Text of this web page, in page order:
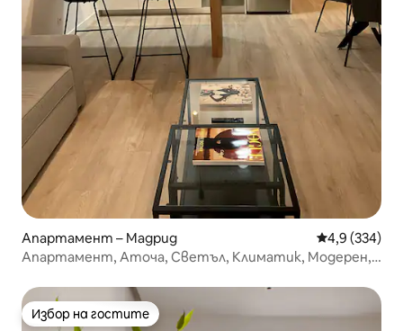
Апартамент – Мадрид Средна
4,9 (334)
Апартамент, Аточа, Светъл, Климатик, Модерен,
Избор на гостите
Избор на гостите